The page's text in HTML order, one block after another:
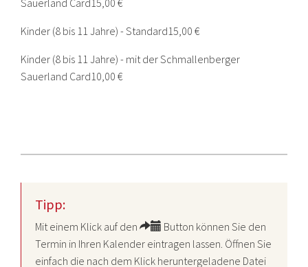
Sauerland Card15,00 €
Kinder (8 bis 11 Jahre) - Standard15,00 €
Kinder (8 bis 11 Jahre) - mit der Schmallenberger
Sauerland Card10,00 €
Tipp:
Mit einem Klick auf den
Button können Sie den
Termin in Ihren Kalender eintragen lassen. Öffnen Sie
einfach die nach dem Klick heruntergeladene Datei